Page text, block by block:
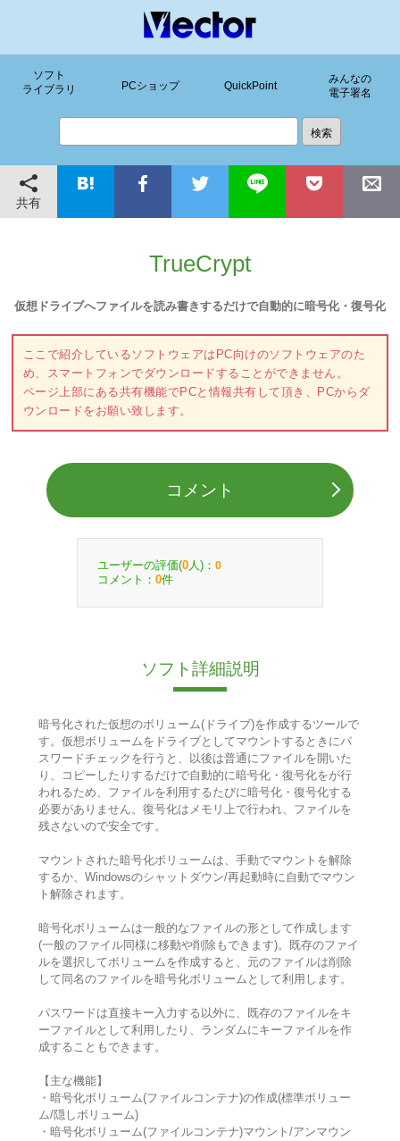
ソフト
ライブラリ
PCショップ QuickPoint
みんなの
電子署名
共有
TrueCrypt
仮想ドライブへファイルを読み書きするだけで自動的に暗号化・復号化
ここで紹介しているソフトウェアはPC向けのソフトウェアのた
め、スマートフォンでダウンロードすることができません。
ページ上部にある共有機能でPCと情報共有して頂き、PCからダ
ウンロードをお願い致します。
コメント
ユーザーの評価(0 人)： 0
コメント： 0件
ソフト詳細説明
暗号化された仮想のボリューム(ドライブ)を作成するツールで
す。仮想ボリュームをドライブとしてマウントするときにパ
スワードチェックを行うと、以後は普通にファイルを開いた
り、コピーしたりするだけで自動的に暗号化・復号化をが行
われるため、ファイルを利用するたびに暗号化・復号化する
必要がありません。復号化はメモリ上で行われ、ファイルを
残さないので安全です。
マウントされた暗号化ボリュームは、手動でマウントを解除
するか、Windowsのシャットダウン/再起動時に自動でマウン
ト解除されます。
暗号化ボリュームは一般的なファイルの形として作成します
(一般のファイル同様に移動や削除もできます)。既存のファイ
ルを選択してボリュームを作成すると、元のファイルは削除
して同名のファイルを暗号化ボリュームとして利用します。
パスワードは直接キー入力する以外に、既存のファイルをキ
ーファイルとして利用したり、ランダムにキーファイルを作
成することもできます。
【主な機能】
・暗号化ボリューム(ファイルコンテナ)の作成(標準ボリュー
ム/隠しボリューム)
・暗号化ボリューム(ファイルコンテナ)マウント/アンマウン